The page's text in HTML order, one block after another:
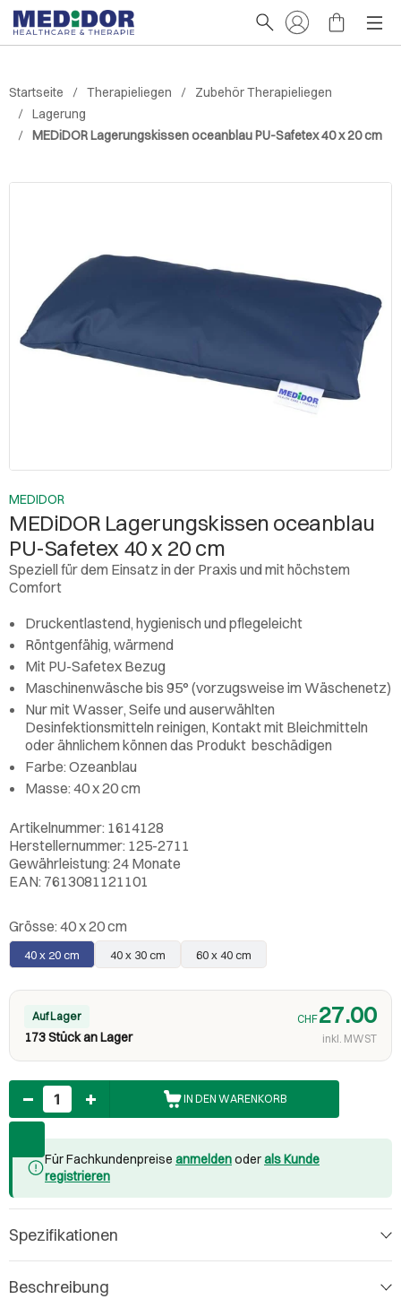
Startseite Therapieliegen
Zubehör Therapieliegen
Lagerung
MEDiDOR Lagerungskissen oceanblau PU-Safetex 40 x 20 cm
MEDIDOR
MEDiDOR Lagerungskissen oceanblau
PU-Safetex 40 x 20 cm
Speziell für dem Einsatz in der Praxis und mit höchstem
Comfort
Druckentlastend, hygienisch und pflegeleicht
Röntgenfähig, wärmend
Mit PU-Safetex Bezug
Maschinenwäsche bis 95° (vorzugsweise im Wäschenetz)
Nur mit Wasser, Seife und auserwählten
Desinfektionsmitteln reinigen, Kontakt mit Bleichmitteln
oder ähnlichem können das Produkt beschädigen
Farbe: Ozeanblau
Masse: 40 x 20 cm
Artikelnummer: 1614128
Herstellernummer: 125-2711
Gewährleistung: 24 Monate
EAN: 7613081121101
Grösse: 40 x 20 cm
40 x 20 cm 40 x 30 cm 60 x 40 cm
Auf Lager
173 Stück an Lager
CHF27.00
inkl. MWST
Anzahl
IN DEN WARENKORB
Für Fachkundenpreise anmeldenoderals Kunde
registrieren
Spezifikationen
Beschreibung